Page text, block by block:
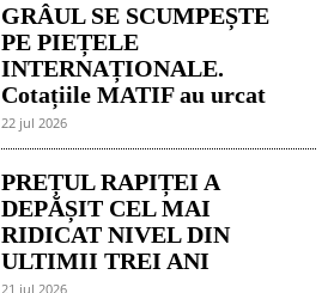
GRÂUL SE SCUMPEȘTE
PE PIEȚELE
INTERNAȚIONALE.
Cotațiile MATIF au urcat
22 jul 2026
PREȚUL RAPIȚEI A
DEPĂȘIT CEL MAI
RIDICAT NIVEL DIN
ULTIMII TREI ANI
21 jul 2026